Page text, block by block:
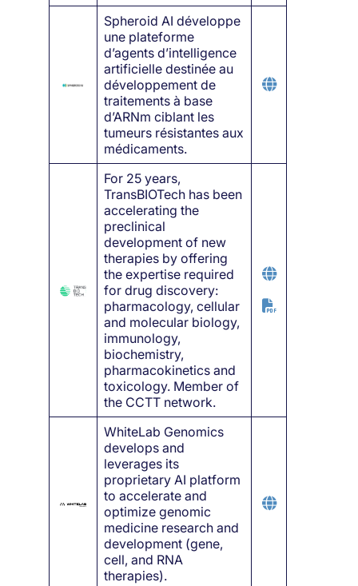
Spheroid AI développe
une plateforme
d’agents d’intelligence
artificielle destinée au
développement de
traitements à base
d’ARNm ciblant les
tumeurs résistantes aux
médicaments.
For 25 years,
TransBIOTech has been
accelerating the
preclinical
development of new
therapies by offering
the expertise required
for drug discovery:
pharmacology, cellular
and molecular biology,
immunology,
biochemistry,
pharmacokinetics and
toxicology. Member of
the CCTT network.
WhiteLab Genomics
develops and
leverages its
proprietary AI platform
to accelerate and
optimize genomic
medicine research and
development (gene,
cell, and RNA
therapies).